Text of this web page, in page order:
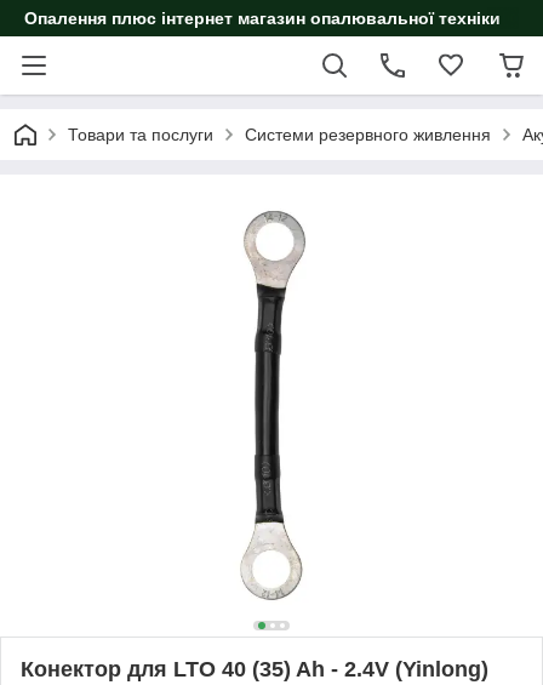
Опалення плюс інтернет магазин опалювальної техніки
Товари та послуги Системи резервного живлення
Конектор для LTO 40 (35) Ah - 2.4V (Yinlong)